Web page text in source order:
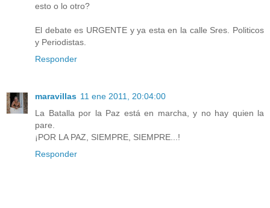
esto o lo otro?
El debate es URGENTE y ya esta en la calle Sres. Politicos
y Periodistas.
Responder
maravillas 11 ene 2011, 20:04:00
La Batalla por la Paz está en marcha, y no hay quien la
pare.
¡POR LA PAZ, SIEMPRE, SIEMPRE...!
Responder